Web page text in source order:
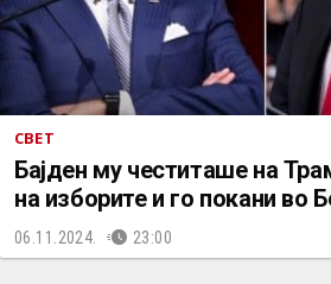
СВЕТ
Бајден му честиташе на
на изборите и го покани во
06.11.2024. 23:00